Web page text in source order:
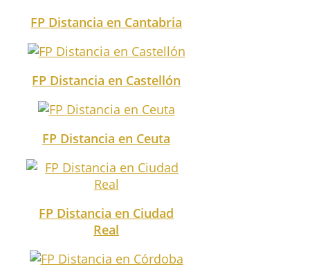
FP Distancia en Cantabria
FP Distancia en Castellón
FP Distancia en Ceuta
FP Distancia en Ciudad
Real